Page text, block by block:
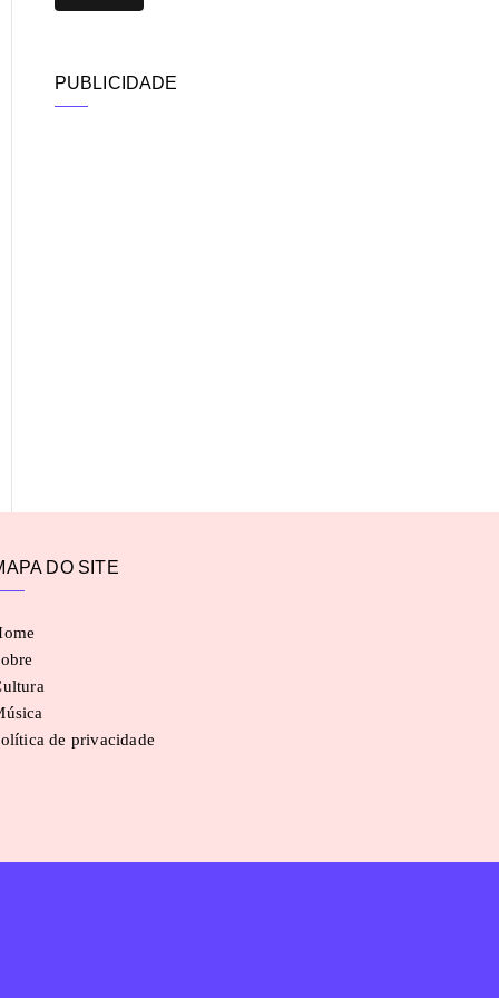
PUBLICIDADE
DO SITE
de privacidade